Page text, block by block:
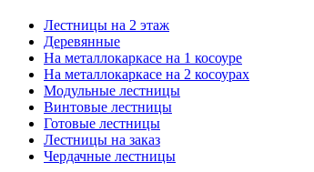
Лестницы на 2 этаж
Деревянные
На металлокаркасе на 1 косоуре
На металлокаркасе на 2 косоурах
Модульные лестницы
Винтовые лестницы
Готовые лестницы
Лестницы на заказ
Чердачные лестницы